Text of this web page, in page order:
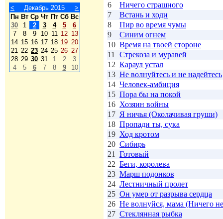
< Декабрь 2015
>
Пн Вт Ср Чт Пт Сб Вс
30
1 2 3 4 5
6
7
8 9 10 11 12 13
14 15 16 17 18 19 20
21 22 23 24 25 26 27
28 29 30 31 1 2
3
4
5 6 7 8 9 10
6
Ничего страшного
7
Встань и ходи
8
Пир во время чумы
9
Синим огнем
10 Время на твоей стороне
11 Стрекоза и муравей
12 Караул устал
13 Не волнуйтесь и не надейтесь
14 Человек-амбиция
15 Пора бы на покой
16 Хозяин войны
17 Я ничья (Околачивая груши)
18 Пропади ты, сука
19 Ход кротом
20 Сибирь
21 Готовый
22 Беги, королева
23 Марш подонков
24 Лестничный пролет
25 Он умер от разрыва сердца
26 Не волнуйся, мама (Ничего
27 Стеклянная рыбка